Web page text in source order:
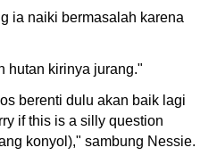
ia naiki bermasalah karena
hutan kirinya jurang."
berenti dulu akan baik lagi
if this is a silly question
konyol)," sambung Nessie.